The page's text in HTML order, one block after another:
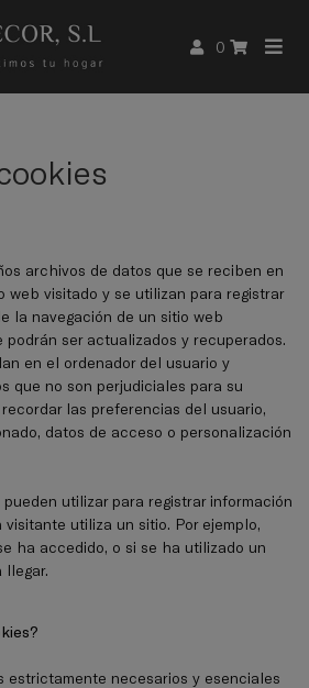
0
archivos de datos que se reciben en
web visitado y se utilizan para registrar
la navegación de un sitio web
podrán ser actualizados y recuperados.
en el ordenador del usuario y
que no son perjudiciales para su
las preferencias del usuario,
datos de acceso o personalización
utilizar para registrar información
utiliza un sitio. Por ejemplo,
ha accedido, o si se ha utilizado un
llegar.
estrictamente necesarios y esenciales